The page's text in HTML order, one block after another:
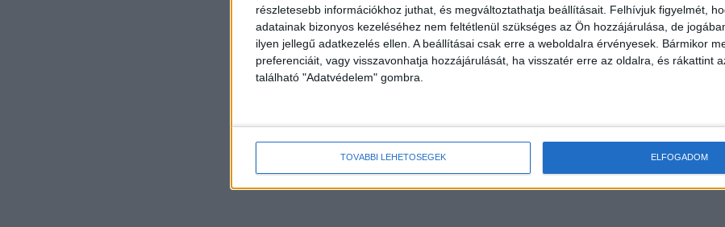
részletesebb információkhoz juthat, és megváltoztathatja beállításait. Felhívjuk figyelmét,
adatainak bizonyos kezeléséhez nem feltétlenül szükséges az Ön hozzájárulása, de
ilyen jellegű adatkezelés ellen. A beállításai csak erre a weboldalra érvényesek. Bármikor
preferenciáit, vagy visszavonhatja hozzájárulását, ha visszatér erre az oldalra, és rákattint
található "Adatvédelem" gombra.
TOVÁBBI LEHETŐSÉGEK ELFOGADOM